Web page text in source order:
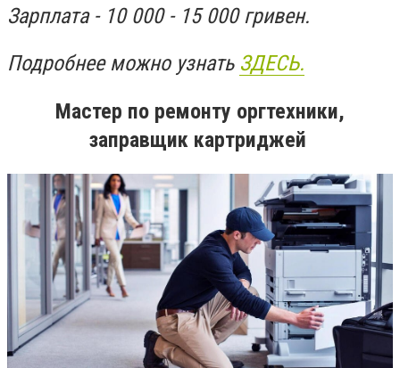
Зарплата - 10 000 - 15 000 гривен.
Подробнее можно узнать ЗДЕСЬ.
Мастер по ремонту оргтехники,
заправщик картриджей